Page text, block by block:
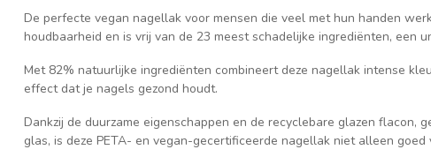
De perfecte vegan nagellak voor mensen die veel met hun handen
houdbaarheid en is vrij van de 23 meest schadelijke ingrediënten, een
Met 82% natuurlijke ingrediënten combineert deze nagellak intense
effect dat je nagels gezond houdt.
Dankzij de duurzame eigenschappen en de recyclebare glazen flacon,
glas, is deze PETA- en vegan-gecertificeerde nagellak niet alleen